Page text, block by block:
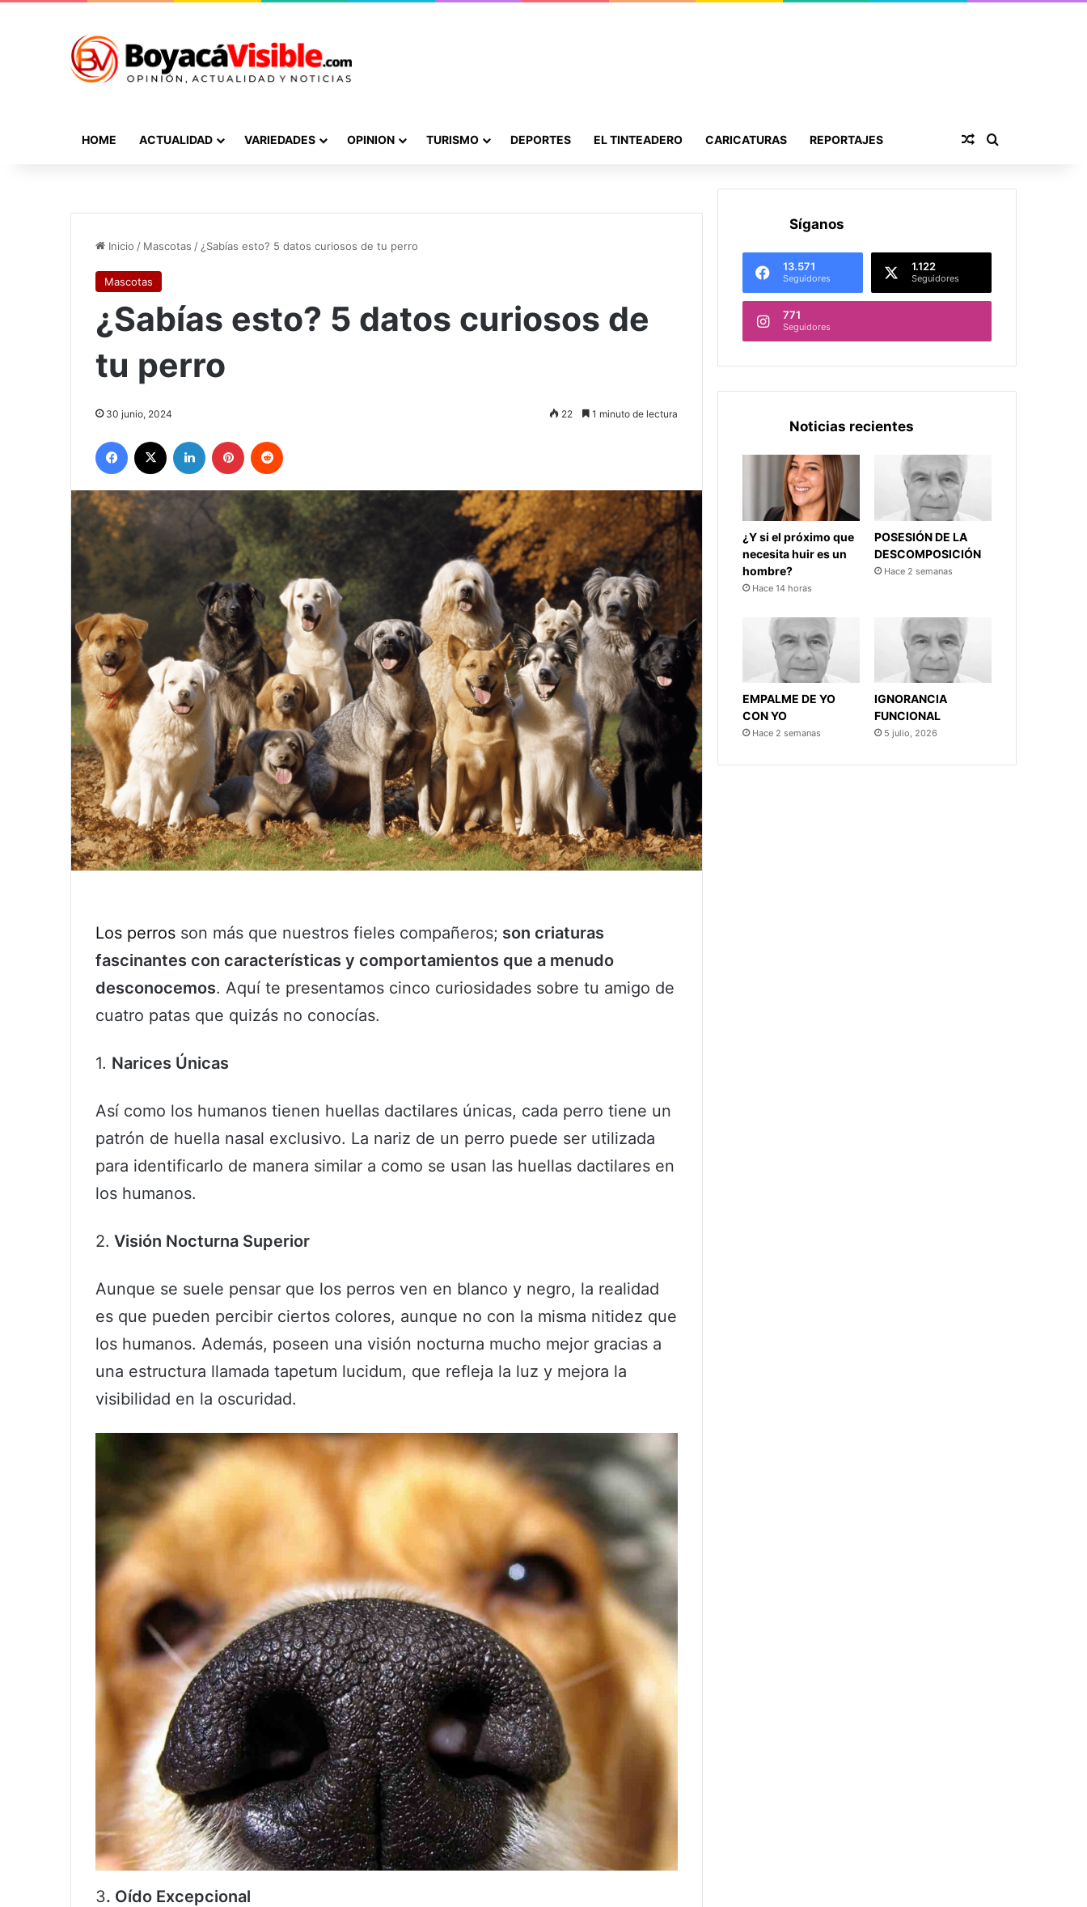
HOME ACTUALIDAD VARIEDADES OPINION TURISMO DEPORTES EL TINTEADERO CARICATURAS REPORTAJES Publicación al
Inicio / Mascotas / ¿Sabías esto? 5 datos curiosos de tu perro
Mascotas
¿Sabías esto? 5 datos curiosos de
tu perro
30 junio, 2024 22 1 minuto de lectura
Facebook LinkedIn Pinterest
Los perros son más que nuestros fieles compañeros; son criaturas
fascinantes con características y comportamientos que a menudo
desconocemos. Aquí te presentamos cinco curiosidades sobre tu amigo de
cuatro patas que quizás no conocías.
1. Narices Únicas
Así como los humanos tienen huellas dactilares únicas, cada perro tiene un
patrón de huella nasal exclusivo. La nariz de un perro puede ser utilizada
para identificarlo de manera similar a como se usan las huellas dactilares en
los humanos.
2. Visión Nocturna Superior
Aunque se suele pensar que los perros ven en blanco y negro, la realidad
es que pueden percibir ciertos colores, aunque no con la misma nitidez que
los humanos. Además, poseen una visión nocturna mucho mejor gracias a
una estructura llamada tapetum lucidum, que refleja la luz y mejora la
visibilidad en la oscuridad.
3. Oído Excepcional
Síganos
13.571
Seguidores
1.122
Seguidores
771
Seguidores
Noticias recientes
¿Y si el próximo que
necesita huir es un
hombre?
Hace 14 horas
POSESIÓN DE LA
DESCOMPOSICIÓN
Hace 2 semanas
EMPALME DE YO
CON YO
Hace 2 semanas
IGNORANCIA
FUNCIONAL
5 julio, 2026